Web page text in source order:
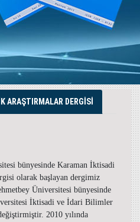
ARAŞTIRMALAR DERGİSİ
bünyesinde Karaman İktisadi
olarak başlayan dergimiz
Üniversitesi bünyesinde
İktisadi ve İdari Bilimler
2010 yılında